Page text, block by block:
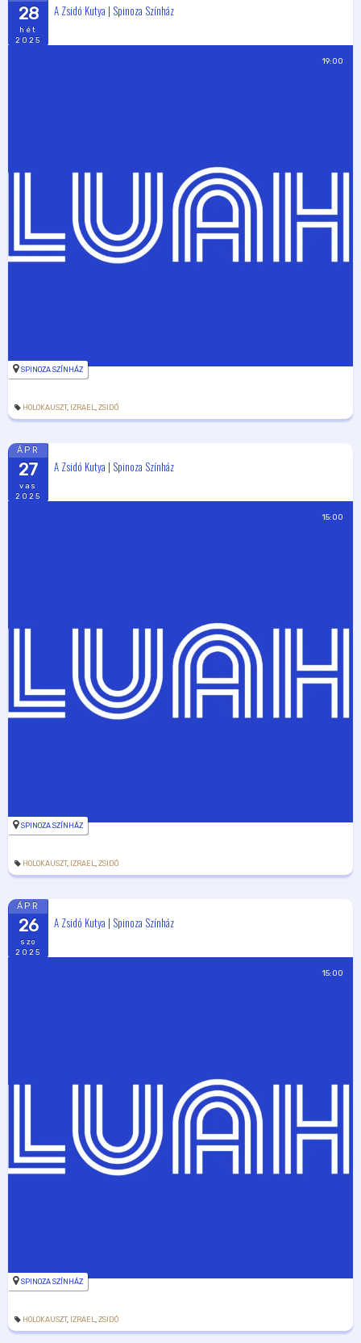
28
hét
2025
A Zsidó Kutya | Spinoza Színház
19:00
SPINOZA SZÍNHÁZ
HOLOKAUSZT, IZRAEL ZSIDÓ
ÁPR
27
vas
2025
A Zsidó Kutya | Spinoza Színház
15:00
SPINOZA SZÍNHÁZ
HOLOKAUSZT, IZRAEL ZSIDÓ
ÁPR
26
szo
2025
A Zsidó Kutya | Spinoza Színház
15:00
SPINOZA SZÍNHÁZ
HOLOKAUSZT, IZRAEL ZSIDÓ